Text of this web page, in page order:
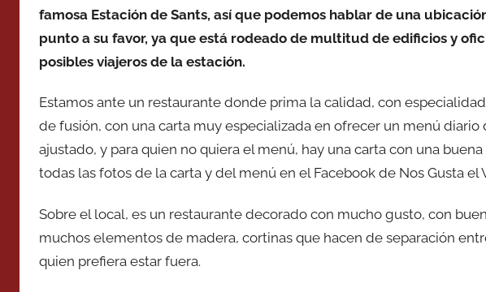
famosa Estación de Sants, así que podemos hablar de una
punto a su favor, ya que está rodeado de multitud de edificios y
posibles viajeros de la estación.
Estamos ante un restaurante donde prima la calidad, con
de fusión, con una carta muy especializada en ofrecer un menú
ajustado, y para quien no quiera el menú, hay una carta con una
todas las fotos de la carta y del menú en el Facebook de Nos Gusta el
Sobre el local, es un restaurante decorado con mucho gusto, con
muchos elementos de madera, cortinas que hacen de separación
quien prefiera estar fuera.